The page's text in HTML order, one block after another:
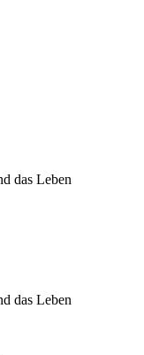
das Leben
das Leben